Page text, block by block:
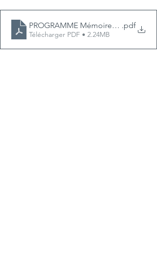
PROGRAMME Mémoires et.pdf
Télécharger PDF • 2.24MB